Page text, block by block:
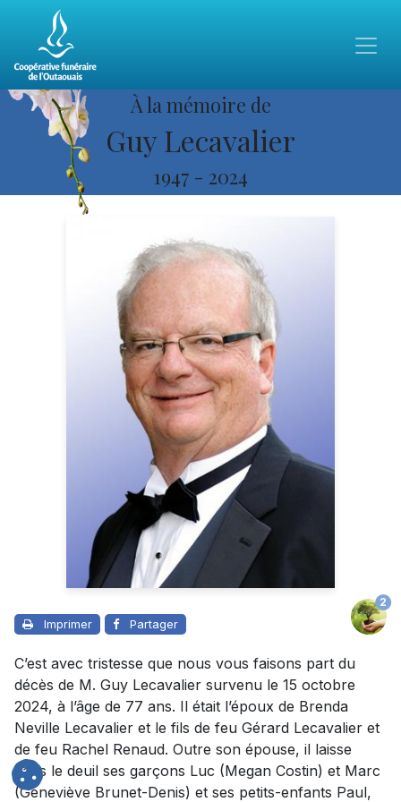
À la mémoire de
Guy Lecavalier
1947 - 2024
Imprimer Partager
2
C’est avec tristesse que nous vous faisons part du
décès de M. Guy Lecavalier survenu le 15 octobre
2024, à l’âge de 77 ans. Il était l’époux de Brenda
Neville Lecavalier et le fils de feu Gérard Lecavalier et
de feu Rachel Renaud. Outre son épouse, il laisse
dans le deuil ses garçons Luc (Megan Costin) et Marc
(Geneviève Brunet-Denis) et ses petits-enfants Paul,